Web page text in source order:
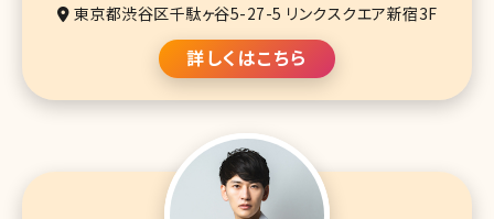
東京都渋谷区千駄ヶ谷5-27-5 リンクスクエア新宿3F
詳しくはこちら